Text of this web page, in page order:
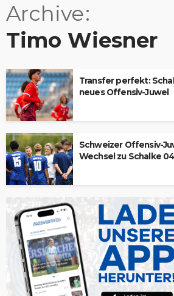
Archive
Timo Wiesner
Transfer perfekt:
neues Offensiv-Juwel
Schweizer Offensiv-
Wechsel zu Schalke 04